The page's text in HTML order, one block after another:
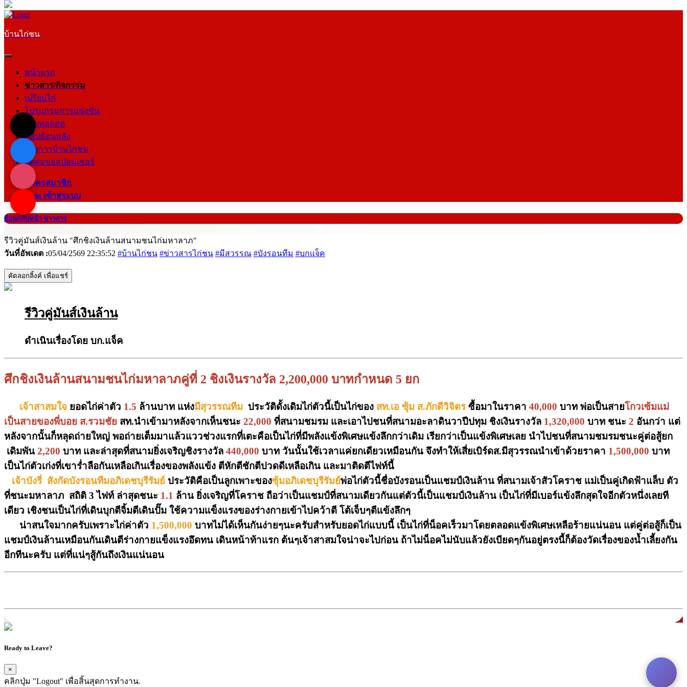
บ้านไก่ชน
หน้าแรก
ข่าวสาร/กิจกรรม
เปรียบไก่
โปรแกรมการแข่งขัน
ถ่ายทอดสด
คลิปย้อนหลัง
รายการบ้านไก่ชน
ติดต่อขอสปอนเซอร์
สมัครสมาชิก
login เข้าสู่ระบบ
ย้อนกลับหน้า ข่าวสาร
รีวิวคู่มันส์เงินล้าน "ศึกชิงเงินล้านสนามชนไก่มหาลาภ"
วันที่อัพเดต :05/04/2569 22:35:52 #บ้านไก่ชน #ข่าวสารไก่ชน #มีสวรรณ #บังรอนทีม #บกแจ็ค
คัดลอกลิ้งค์ เพื่อแชร์
รีวิวคู่มันส์เงินล้าน
ดำเนินเรื่องโดย บก.แจ็ค
ศึกชิงเงินล้านสนามชนไก่มหาลาภคู่ที่ 2 ชิงเงินรางวัล 2,200,000 บาทกำหนด 5 ยก
เจ้าสาสมใจ ยอดไก่ค่าตัว 1.5 ล้านบาท แห่งมีสุวรรณทีม ประวัติดั้งเดิมไก่ตัวนี้เป็นไก่ของ สท.เอ ซุ้ม ส.ภักดีวิจิตรซื้อมาในราคา 40,000 บาท พ่อเป็นสายโกวเซ้มแม่
เป็นสายของพี่บอย ส.รวมชัย สท.นำเข้ามาหลังจากเห็นชนะ 22,000 ที่สนามชมรม และเอาไปชนที่สนามอะลาดินวาปีปทุม ชิงเงินรางวัล 1,320,000 บาท ชนะ 2 อันกว่า แต่
หลังจากนั้นก็หลุดถ่ายใหญ่ พอถ่ายเต็มมาแล้วแววช่วงแรกที่เตะคือเป็นไก่ที่มีพลังแข้งพิเศษแข้งลึกกว่าเดิม เรียกว่าเป็นแข้งพิเศษเลย นำไปชนที่สนามชมรมชนะคู่ต่อสู้ยก
เดิมพัน 2,200 บาท และล่าสุดที่สนามยิ่งเจริญชิงรางวัล 440,000 บาท วันนั้นใช้เวลาแค่ยกเดียวเหมือนกัน จึงทำให้เสี่ยเบิร์ดส.มีสุวรรณนำเข้าด้วยราคา 1,500,000 บาท
เป็นไก่ตัวเก่งที่เขาร่ำลือกันเหลือเกินเรื่องของพลังแข้ง ตีหักตีชักตีปวดดีเหลือเกิน และมาติดตีไฟท์นี้
เจ้าบังรี่ สังกัดบังรอนทีมอภิเดชบุรีรัมย์ ประวัติคือเป็นลูกเพาะของซุ้มอภิเดชบุรีรัมย์พ่อไก่ตัวนี้ชื่อบังรอนเป็นแชมป์เงินล้าน ที่สนามเจ้าสัวโคราช แม่เป็นคู่เกิดฟ้าแล็บ ตัว
ที่ชนะมหาลาภ สถิติ 3 ไฟท์ ล่าสุดชนะ 1.1 ล้าน ยิ่งเจริญที่โคราช ถือว่าเป็นแชมป์ที่สนามเดียวกันแต่ตัวนี้เป็นแชมป์เงินล้าน เป็นไก่ที่มีเบอร์แข้งลึกสุดใจอีกตัวหนึ่งเลยที
เดียว เชิงชนเป็นไก่ที่เดินบุกตีจิ้มตีเดินปั๊ม ใช้ความแข็งแรงของร่างกายเข้าไปคว้าตี โต้เจ็บๆตีแข้งลึกๆ
น่าสนใจมากครับเพราะไก่ค่าตัว 1,500,000 บาทไม่ได้เห็นกันง่ายๆนะครับสำหรับยอดไก่แบบนี้ เป็นไก่ที่น็อคเร็วมาโดยตลอดแข้งพิเศษเหลือร้ายแน่นอน แต่คู่ต่อสู้ก็เป็น
แชมป์เงินล้านเหมือนกันเดินตีร่างกายแข็งแรงอึดทน เดินหน้าท้าแรก ต้นๆเจ้าสาสมใจน่าจะไปก่อน ถ้าไม่น็อคไม่นับแล้วยังเบียดๆกันอยู่ตรงนี้ก็ต้องวัดเรื่องของน้ำเลี้ยงกัน
อีกทีนะครับ แต่ที่แน่ๆสู้กันถึงเงินแน่นอน
Ready to Leave?
×
คลิกปุ่ม "Logout" เพื่อสิ้นสุดการทำงาน.